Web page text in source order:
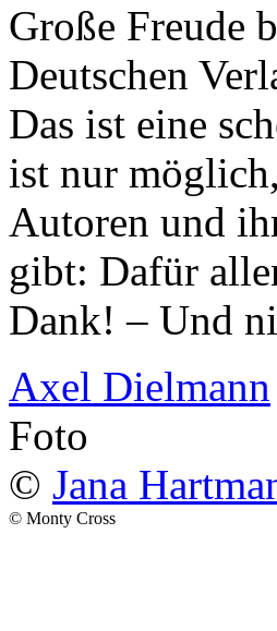
Große Freude
Deutschen
Das ist eine
ist nur
Autoren und
gibt: Dafür
Dank! – Und
Axel Dielmann
Foto
© Jana
© Monty Cross